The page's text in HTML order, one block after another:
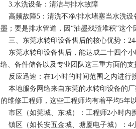
3.水洗设备：清洁与排水故障
高频故障5：清洗不净/排水堵塞当水洗设
墨；要是排水管道，因“油墨残渣堆积”这
三、东莞水转印设备售后的核心优势：24
东莞水转印设备售后，能达成二十四个小
络、备件储备以及专业团队这三重方面的支
反应迅速：在1小时的时间范围之内进行
本地服务网络来自东莞的水转印设备的厂
的维修工程师，这些工程师均有着平均5年
市区（如莞城、东城）：工程师2小时内
镇区（如长安五金城、塘厦电子城）：4